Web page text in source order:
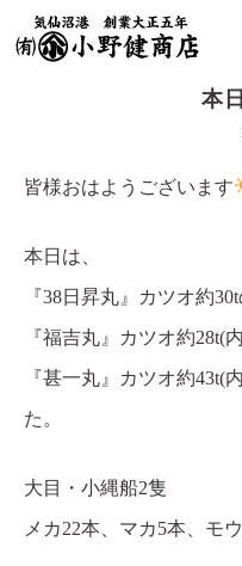
本
皆様おはようございます
本日は、
『38日昇丸』カツオ約
『福吉丸』カツオ約28t(
『甚一丸』カツオ約43t(
た。
大目・小縄船2隻
メカ22本、マカ5本、モ
小野健商店に
土藏
プライバシー